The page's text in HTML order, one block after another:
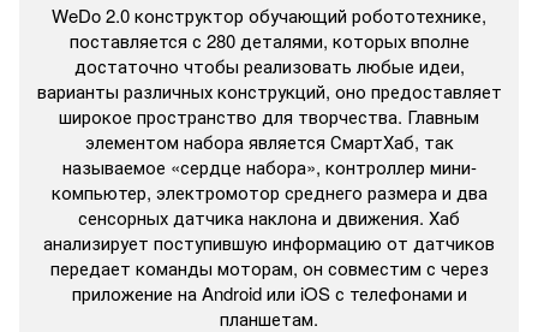
WeDo 2.0 конструктор обучающий робототехнике,
поставляется с 280 деталями, которых вполне
достаточно чтобы реализовать любые идеи,
варианты различных конструкций, оно предоставляет
широкое пространство для творчества. Главным
элементом набора является СмартХаб, так
называемое «сердце набора», контроллер мини-
компьютер, электромотор среднего размера и два
сенсорных датчика наклона и движения. Хаб
анализирует поступившую информацию от датчиков
передает команды моторам, он совместим с через
приложение на Android или iOS с телефонами и
планшетам.